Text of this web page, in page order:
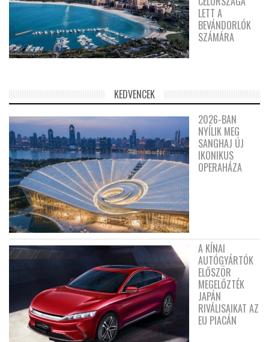
LETT A
BEVÁNDORLÓK
SZÁMÁRA
KEDVENCEK
2026-BAN
NYÍLIK MEG
SANGHAJ ÚJ
IKONIKUS
OPERAHÁZA
A KÍNAI
AUTÓGYÁRTÓK
ELŐSZÖR
MEGELŐZTÉK
JAPÁN
RIVÁLISAIKAT AZ
EU PIACÁN